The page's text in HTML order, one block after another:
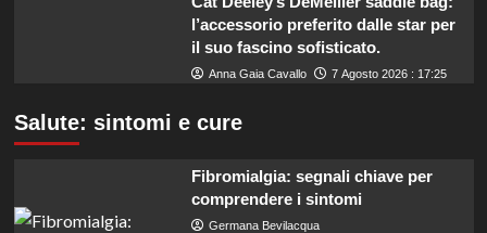
l’accessorio preferito dalle star per
il suo fascino sofisticato.
Anna Gaia Cavallo 7 Agosto 2026 : 17:25
Salute: sintomi e cure
Fibromialgia: segnali chiave per
comprendere i sintomi
Germana Bevilacqua